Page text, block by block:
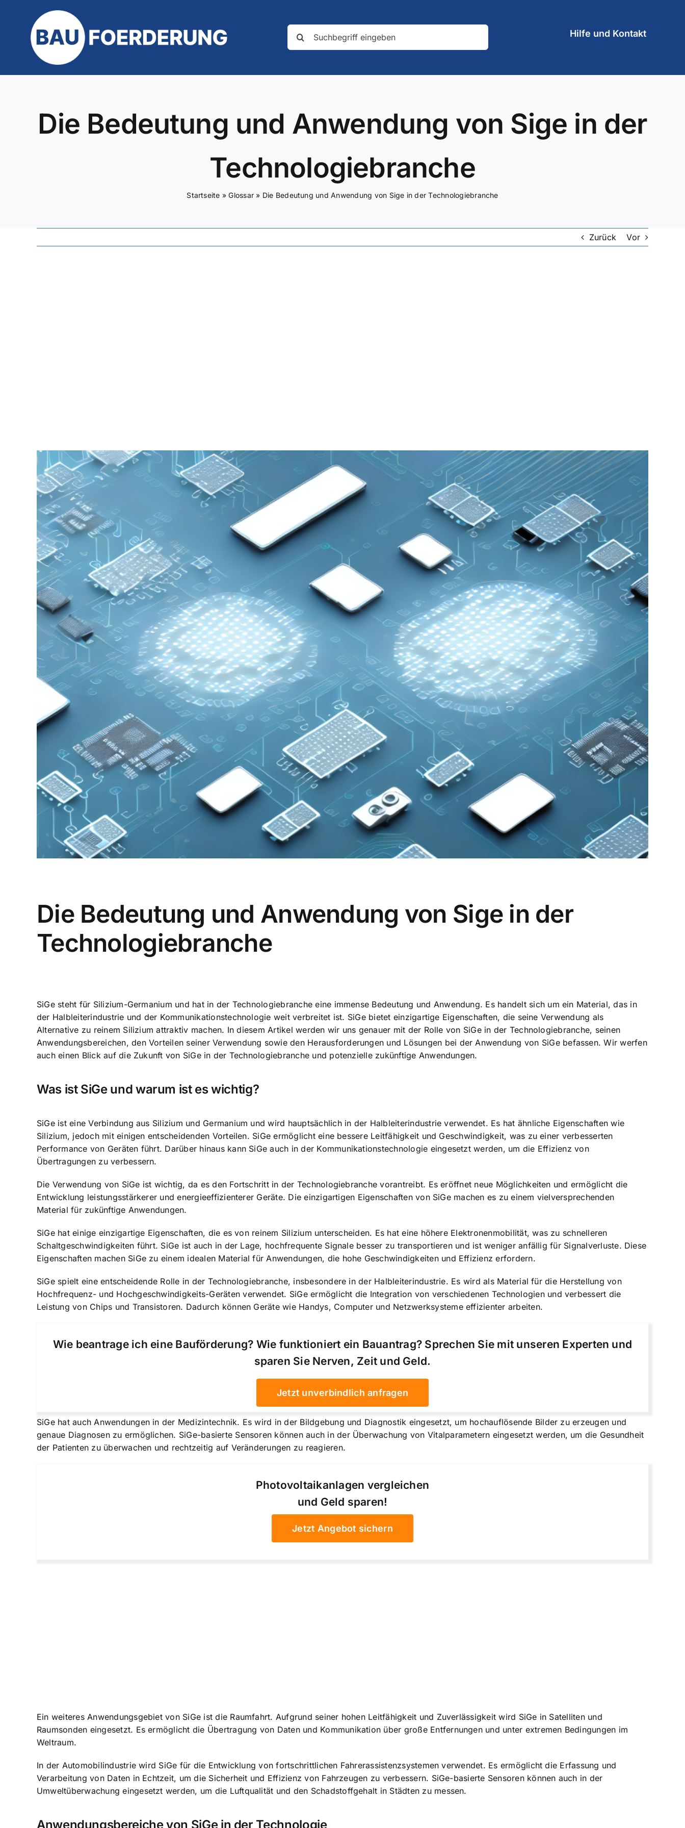
springen
Suche
nach:
Hilfe und Kontakt
Die Bedeutung und Anwendung von Sige in der
Technologiebranche
Startseite »Glossar » Die Bedeutung und Anwendung von Sige in der Technologiebranche
Zurück Vor
Zeige
grösseres
Bild
Die Bedeutung und Anwendung von Sige in der
Technologiebranche
SiGe steht für Silizium-Germanium und hat in der Technologiebranche eine immense Bedeutung und Anwendung. Es handelt sich um ein Material, das in
der Halbleiterindustrie und der Kommunikationstechnologie weit verbreitet ist. SiGe bietet einzigartige Eigenschaften, die seine Verwendung als
Alternative zu reinem Silizium attraktiv machen. In diesem Artikel werden wir uns genauer mit der Rolle von SiGe in der Technologiebranche, seinen
Anwendungsbereichen, den Vorteilen seiner Verwendung sowie den Herausforderungen und Lösungen bei der Anwendung von SiGe befassen. Wir werfen
auch einen Blick auf die Zukunft von SiGe in der Technologiebranche und potenzielle zukünftige Anwendungen.
Was ist SiGe und warum ist es wichtig?
SiGe ist eine Verbindung aus Silizium und Germanium und wird hauptsächlich in der Halbleiterindustrie verwendet. Es hat ähnliche Eigenschaften wie
Silizium, jedoch mit einigen entscheidenden Vorteilen. SiGe ermöglicht eine bessere Leitfähigkeit und Geschwindigkeit, was zu einer verbesserten
Performance von Geräten führt. Darüber hinaus kann SiGe auch in der Kommunikationstechnologie eingesetzt werden, um die Effizienz von
Übertragungen zu verbessern.
Die Verwendung von SiGe ist wichtig, da es den Fortschritt in der Technologiebranche vorantreibt. Es eröffnet neue Möglichkeiten und ermöglicht die
Entwicklung leistungsstärkerer und energieeffizienterer Geräte. Die einzigartigen Eigenschaften von SiGe machen es zu einem vielversprechenden
Material für zukünftige Anwendungen.
SiGe hat einige einzigartige Eigenschaften, die es von reinem Silizium unterscheiden. Es hat eine höhere Elektronenmobilität, was zu schnelleren
Schaltgeschwindigkeiten führt. SiGe ist auch in der Lage, hochfrequente Signale besser zu transportieren und ist weniger anfällig für Signalverluste. Diese
Eigenschaften machen SiGe zu einem idealen Material für Anwendungen, die hohe Geschwindigkeiten und Effizienz erfordern.
SiGe spielt eine entscheidende Rolle in der Technologiebranche, insbesondere in der Halbleiterindustrie. Es wird als Material für die Herstellung von
Hochfrequenz- und Hochgeschwindigkeits-Geräten verwendet. SiGe ermöglicht die Integration von verschiedenen Technologien und verbessert die
Leistung von Chips und Transistoren. Dadurch können Geräte wie Handys, Computer und Netzwerksysteme effizienter arbeiten.
Wie beantrage ich eine Bauförderung? Wie funktioniert ein Bauantrag? Sprechen Sie mit unseren Experten und
sparen Sie Nerven, Zeit und Geld.
Jetzt unverbindlich anfragen
SiGe hat auch Anwendungen in der Medizintechnik. Es wird in der Bildgebung und Diagnostik eingesetzt, um hochauflösende Bilder zu erzeugen und
genaue Diagnosen zu ermöglichen. SiGe-basierte Sensoren können auch in der Überwachung von Vitalparametern eingesetzt werden, um die Gesundheit
der Patienten zu überwachen und rechtzeitig auf Veränderungen zu reagieren.
Photovoltaikanlagen vergleichen
und Geld sparen!
Jetzt Angebot sichern
Ein weiteres Anwendungsgebiet von SiGe ist die Raumfahrt. Aufgrund seiner hohen Leitfähigkeit und Zuverlässigkeit wird SiGe in Satelliten und
Raumsonden eingesetzt. Es ermöglicht die Übertragung von Daten und Kommunikation über große Entfernungen und unter extremen Bedingungen im
Weltraum.
In der Automobilindustrie wird SiGe für die Entwicklung von fortschrittlichen Fahrerassistenzsystemen verwendet. Es ermöglicht die Erfassung und
Verarbeitung von Daten in Echtzeit, um die Sicherheit und Effizienz von Fahrzeugen zu verbessern. SiGe-basierte Sensoren können auch in der
Umweltüberwachung eingesetzt werden, um die Luftqualität und den Schadstoffgehalt in Städten zu messen.
Anwendungsbereiche von SiGe in der Technologie